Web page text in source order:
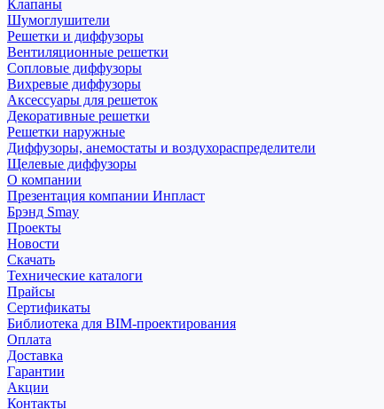
Клапаны
Шумоглушители
Решетки и диффузоры
Вентиляционные решетки
Сопловые диффузоры
Вихревые диффузоры
Аксессуары для решеток
Декоративные решетки
Решетки наружные
Диффузоры, анемостаты и воздухораспределители
Щелевые диффузоры
О компании
Презентация компании Инпласт
Брэнд Smay
Проекты
Новости
Скачать
Технические каталоги
Прайсы
Сертификаты
Библиотека для BIM-проектирования
Оплата
Доставка
Гарантии
Акции
Контакты